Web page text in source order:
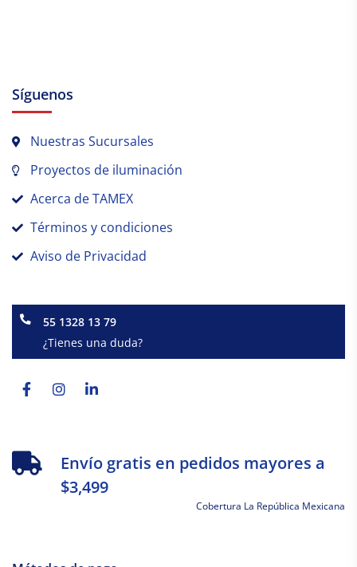
Síguenos
Nuestras Sucursales
Proyectos de iluminación
Acerca de TAMEX
Términos y condiciones
Aviso de Privacidad
55 1328 13 79
¿Tienes una duda?
f
Envío gratis en pedidos mayores a
$3,499
Cobertura La República Mexicana